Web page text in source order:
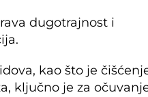
dugotrajnost i
kao što je
ključno je za